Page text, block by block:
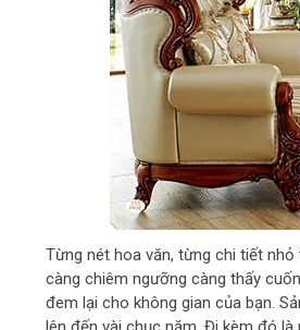
Từng nét hoa văn, từng chi tiết
càng chiêm ngưỡng càng thấy
đem lại cho không gian của bạn.